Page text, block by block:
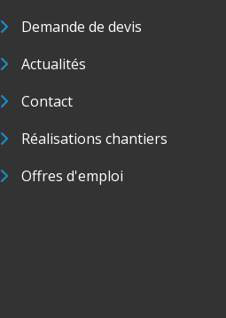
Demande de devis
Actualités
Contact
Réalisations chantiers
Offres d'emploi